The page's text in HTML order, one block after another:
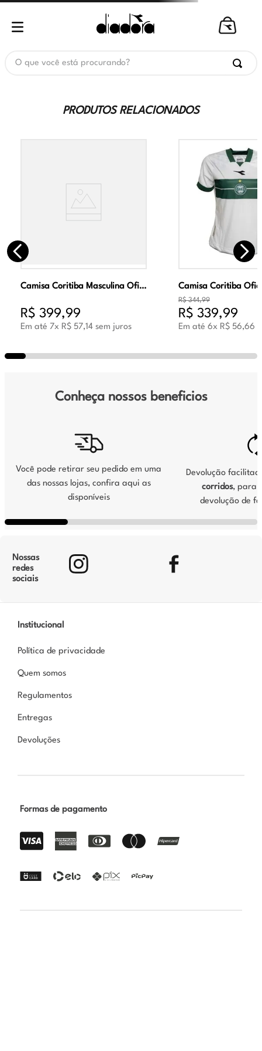
PRODUTOS RELACIONADOS
Camisa Coritiba Masculina Oficial Jogo 2 2026 Verde
R$ 399,99
Em até 7x R$ 57,14 sem juros
R$ 344,99
R$ 339,99
Em até 6x R$ 56,66
Conheça nossos beneficios
Você pode retirar seu pedido em uma
das nossas lojas, confira aqui as
disponíveis
Devolução
corridos, para
devolução de
Nossas
redes
sociais
Institucional
Política de privacidade
Quem somos
Regulamentos
Entregas
Devoluções
Formas de pagamento